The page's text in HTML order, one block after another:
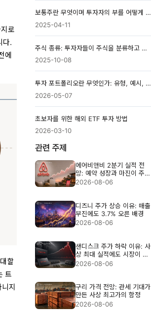
로
다.
에
할
트
지
보통주란 무엇이며 투자자의 부를 어떻게 축적하는가
2025-04-11
주식 종류: 투자자들이 주식을 분류하고 선택하는 방법
2025-10-08
투자 포트폴리오란 무엇인가: 유형, 예시, 그리고 만드는 방법
2026-05-07
초보자를 위한 해외 ETF 투자 방법
2026-03-10
관련 주제
에어비앤비 2분기 실적 전
망: 예약 성장과 마진이 주가
를 가를까
2026-08-06
디즈니 주가 상승 이유: 매출
부진에도 3.7% 오른 배경
2026-08-06
샌디스크 주가 하락 이유: 사
상 최대 실적에도 시장이 실
망한 이유
2026-08-06
구리 가격 전망: 관세 기대가
만든 사상 최고가의 함정
2026-08-06